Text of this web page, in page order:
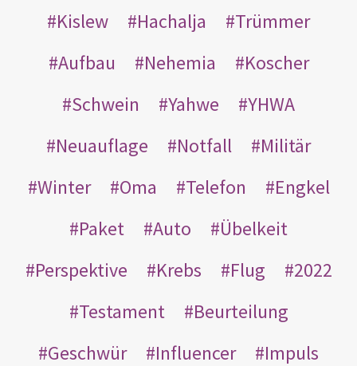
Kislew
Hachalja
Trümmer
Aufbau
Nehemia
Koscher
Schwein
Yahwe
YHWA
Neuauflage
Notfall
Militär
Winter
Oma Telefon
Engkel
Paket
Auto
Übelkeit
Perspektive
Krebs Flug
2022
Testament
Beurteilung
Geschwür
Influencer
Impuls